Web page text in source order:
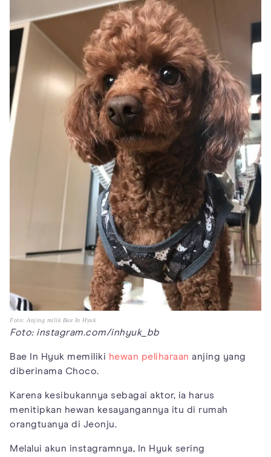
Foto: Anjing milik Bae In Hyuk
Foto: instagram.com/inhyuk_bb
Bae In Hyuk memiliki hewan peliharaan anjing yang
diberinama Choco.
Karena kesibukannya sebagai aktor, ia harus
menitipkan hewan kesayangannya itu di rumah
orangtuanya di Jeonju.
Melalui akun instagramnya, In Hyuk sering